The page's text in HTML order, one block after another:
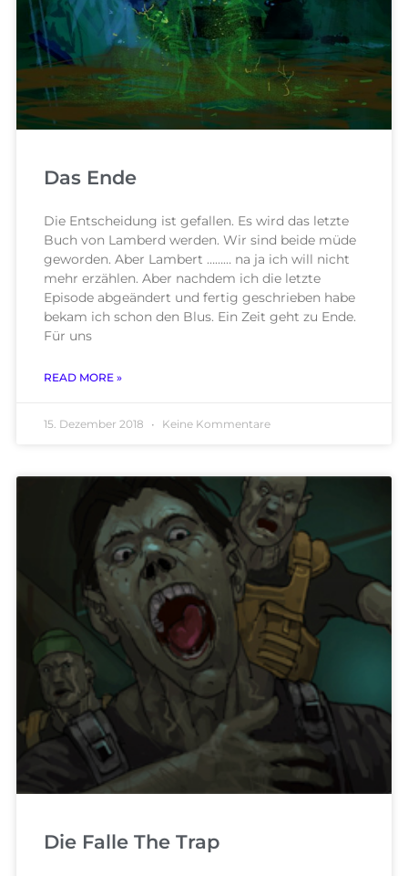
Das Ende
Die Entscheidung ist gefallen. Es wird das letzte
Buch von Lamberd werden. Wir sind beide müde
geworden. Aber Lambert ……… na ja ich will nicht
mehr erzählen. Aber nachdem ich die letzte
Episode abgeändert und fertig geschrieben habe
bekam ich schon den Blus. Ein Zeit geht zu Ende.
Für uns
READ MORE »
15. Dezember 2018 Keine Kommentare
Die Falle The Trap